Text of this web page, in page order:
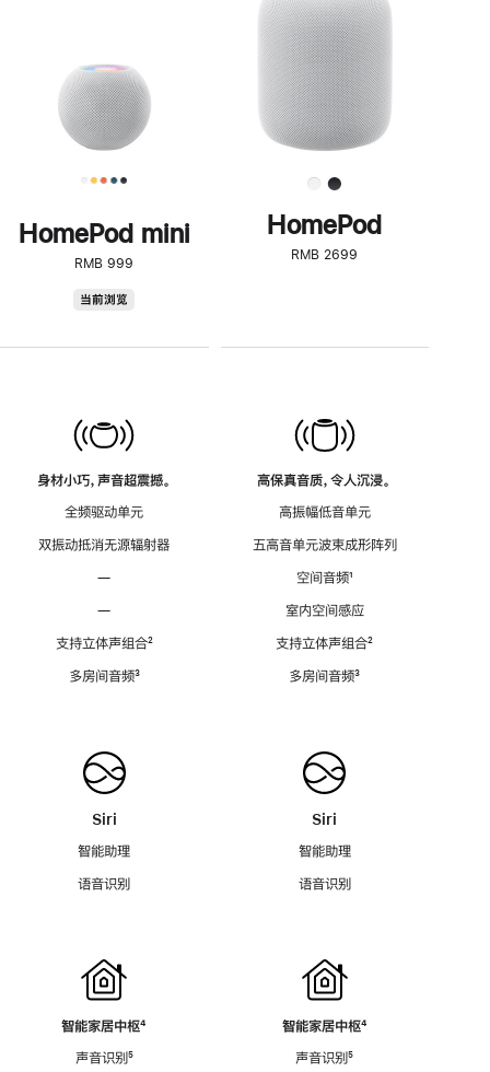
HomePod mini
RMB 999
当前浏览
身材小巧，声音超震撼。
全频驱动单元
双振动抵消无源辐射器
—
—
支持立体声组合脚
²
多房间音频脚
³
Siri
智能助理
语音识别
智能家居中枢脚
⁴
声音识别脚
⁵
了
解
HomePod<
HomePod
RMB 2699
高保真音质，令人沉浸。
高振幅低音单元
五高音单元波束成形阵列
空间音频脚
¹
室内空间感应
支持立体声组合脚
²
多房间音频脚
³
Siri
智能助理
语音识别
智能家居中枢脚
⁴
声音识别脚
⁵